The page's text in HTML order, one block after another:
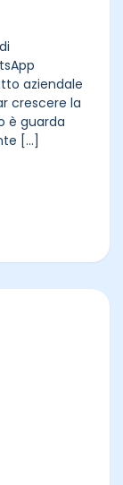
aziendale
crescere la
è guarda
[...]